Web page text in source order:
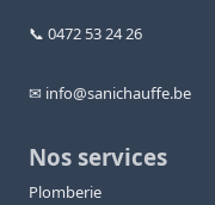
📞 0472 53 24 26
✉ info@sanichauffe.be
Nos services
Plomberie